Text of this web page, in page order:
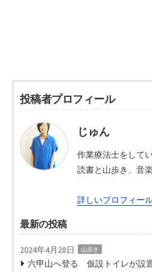
投稿者プロフィール
じゅん
作業療法士をしてい
読書と山歩き、音
詳しいプロフィー
最新の投稿
2024年4月28日 山歩き
六甲山へ登る 仮設トイレが設